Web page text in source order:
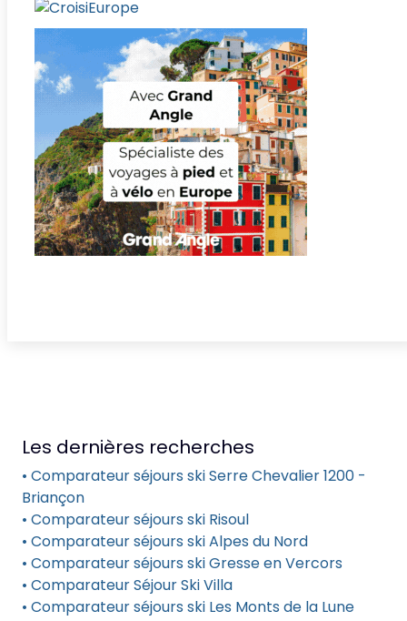
Les dernières recherches
• Comparateur séjours ski Serre Chevalier 1200 -
Briançon
• Comparateur séjours ski Risoul
• Comparateur séjours ski Alpes du Nord
• Comparateur séjours ski Gresse en Vercors
• Comparateur Séjour Ski Villa
• Comparateur séjours ski Les Monts de la Lune